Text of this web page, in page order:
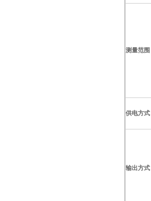
测量范围
供电方式
输出方式